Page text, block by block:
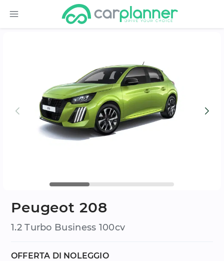
Peugeot 208
1.2 Turbo Business 100cv
OFFERTA DI NOLEGGIO